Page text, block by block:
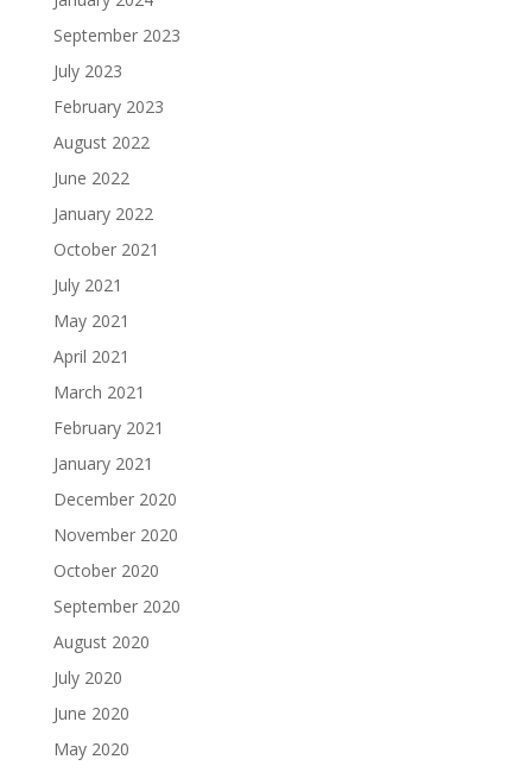
September 2023
July 2023
February 2023
August 2022
June 2022
January 2022
October 2021
July 2021
May 2021
April 2021
March 2021
February 2021
January 2021
December 2020
November 2020
October 2020
September 2020
August 2020
July 2020
June 2020
May 2020